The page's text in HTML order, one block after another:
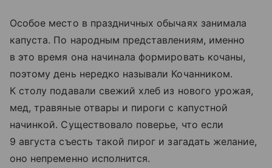
Особое место в праздничных обычаях занимала
капуста. По народным представлениям, именно
в это время она начинала формировать кочаны,
поэтому день нередко называли Кочанником.
К столу подавали свежий хлеб из нового урожая,
мед, травяные отвары и пироги с капустной
начинкой. Существовало поверье, что если
9 августа съесть такой пирог и загадать желание,
оно непременно исполнится.